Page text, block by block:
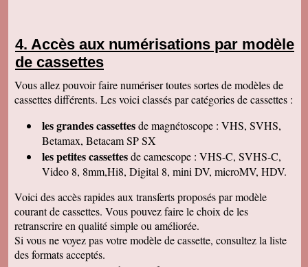
par votre société, j'ai décidé de vous confier les
miennes. Après avoir reçu ma commande, j'ai
été de nouveau bluffée par la qualité des
parlerai de vous si l'occasion se présente.
Cordialement.
Merci beaucoup et félicitations pour le suivi de
vos clients. Je ne manquerai pas de vous
contacter pour vous donner des nouvelles.
Cordialement
Chantal S
beau souvenir de mes parents merci beaucoup
tres cordialement
Jean V
Toutes mes felicitations. Tout est parfait :
accueil, suivi, traitement et résultat de mes
transferts de cassettes vhs. Merci merci ! A très
Accès aux numérisations par modèle
de cassettes
Vous allez pouvoir faire numériser toutes sortes de modèles de
cassettes différents. Les voici classés par catégories de cassettes :
les grandes cassettesde magnétoscope : VHS, SVHS,
Betamax, Betacam SP SX
les petites cassettesde camescope : VHS-C, SVHS-C,
Video 8, 8mm,Hi8, Digital 8, mini DV, microMV, HDV.
Voici des accès rapides aux transferts proposés par modèle
courant de cassettes. Vous pouvez faire le choix de les
retranscrire en qualité simple ou améliorée.
Si vous ne voyez pas votre modèle de cassette, consultez la liste
des formats acceptés.